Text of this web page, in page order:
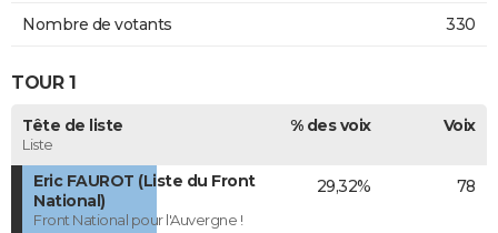
Nombre de votants 330
TOUR 1
Tête de liste
Liste
% des voix Voix
Eric FAUROT (Liste du Front
National)
Front National pour l'Auvergne !
29,32% 78